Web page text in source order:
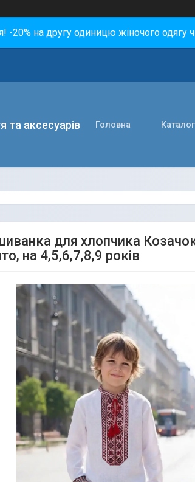
-20% на другу одиницю жіночого одягу
та аксесуарів Головна
для хлопчика
на 4,5,6,7,8,9 років